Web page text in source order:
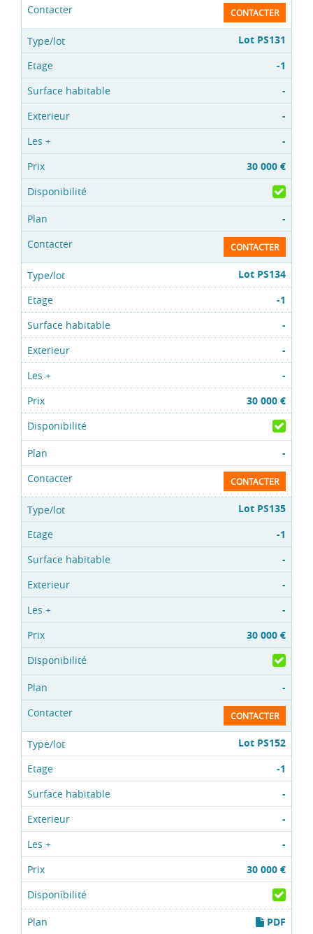
CONTACTER
Lot PS131
-1
-
-
-
30 000 €
-
CONTACTER
Lot PS134
-1
-
-
-
30 000 €
-
CONTACTER
Lot PS135
-1
-
-
-
30 000 €
-
CONTACTER
Lot PS152
-1
-
-
-
30 000 €
PDF